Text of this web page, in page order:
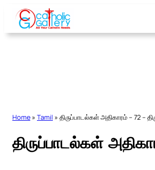
Skip
content
Home » Tamil » திருப்பாடல்கள் அதிகாரம் – 72 –
திருப்பாடல்கள்